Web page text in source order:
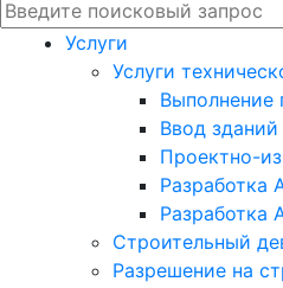
Услуги
Услуги
Выполнение
Ввод
Проектно-
Разработка
Разработка
Строительный
Разрешение на